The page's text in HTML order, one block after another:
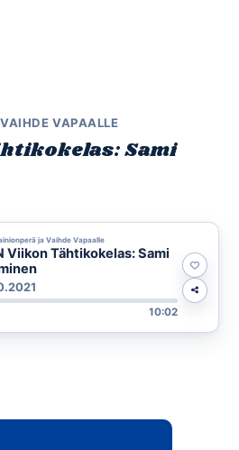
VAPAALLE
Sami
ja Vaihde Vapaalle
Viikon Tähtikokelas: Sami
10:02